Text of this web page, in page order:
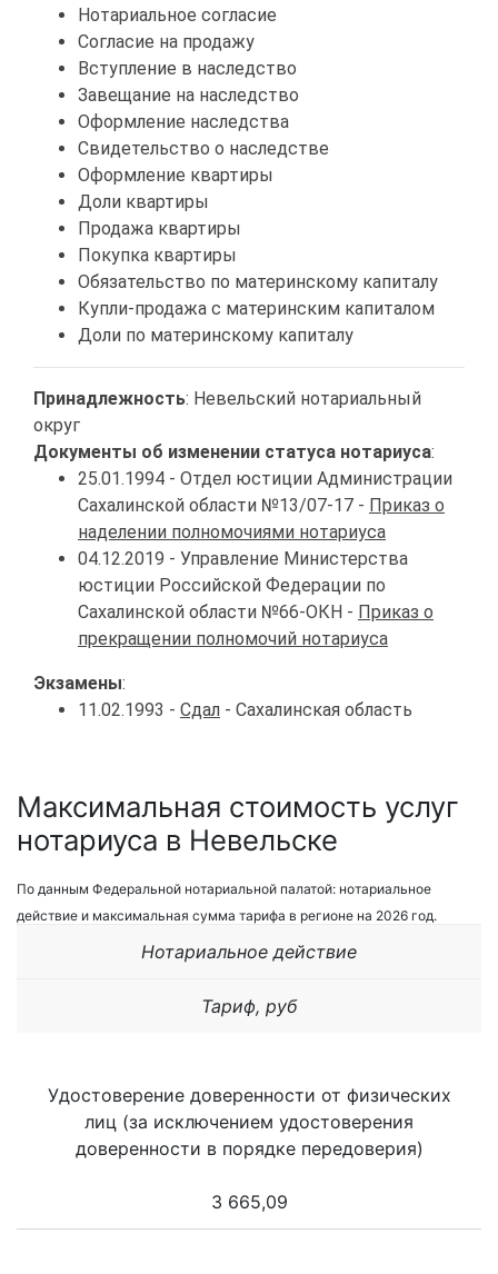
Нотариальное согласие
Согласие на продажу
Вступление в наследство
Завещание на наследство
Оформление наследства
Свидетельство о наследстве
Оформление квартиры
Доли квартиры
Продажа квартиры
Покупка квартиры
Обязательство по материнскому капиталу
Купли-продажа с материнским капиталом
Доли по материнскому капиталу
Принадлежность: Невельский нотариальный
округ
Документы об изменении статуса нотариуса:
25.01.1994 - Отдел юстиции Администрации
Сахалинской области №13/07-17 - Приказ о
наделении полномочиями нотариуса
04.12.2019 - Управление Министерства
юстиции Российской Федерации по
Сахалинской области №66-ОКН - Приказ о
прекращении полномочий нотариуса
Экзамены:
11.02.1993 - Сдал - Сахалинская область
Максимальная стоимость услуг
нотариуса в Невельске
По данным Федеральной нотариальной палатой: нотариальное
действие и максимальная сумма тарифа в регионе на 2026 год.
Нотариальное действие
Тариф, руб
Удостоверение доверенности от физических
лиц (за исключением удостоверения
доверенности в порядке передоверия)
3 665,09